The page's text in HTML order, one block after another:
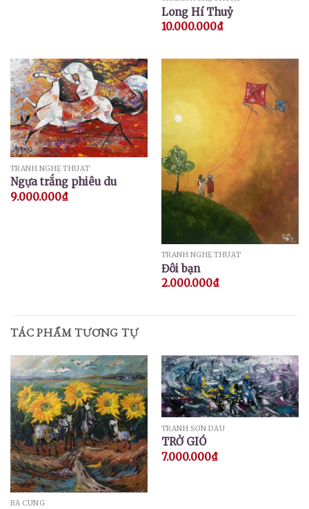
Long Hí Thuỷ
10.000.000₫
TRANH NGHỆ THUẬT
Ngựa trắng phiêu du
9.000.000₫
TRANH NGHỆ THUẬT
Đôi bạn
2.000.000₫
TÁC PHẨM TƯƠNG TỰ
BÁ CUNG
TRANH SƠN DẦU
TRỞ GIÓ
7.000.000₫